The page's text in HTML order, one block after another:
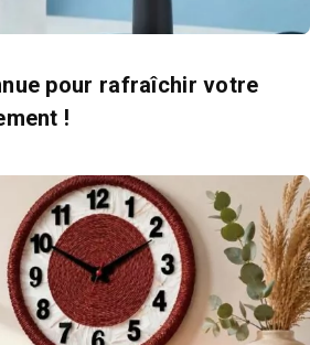
pour rafraîchir votre
!